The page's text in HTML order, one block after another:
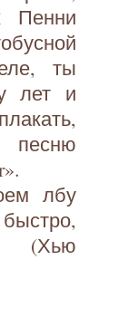
Пенни
ты
лет и
лбу
(Хью